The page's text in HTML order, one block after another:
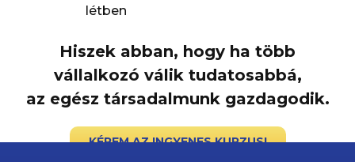
létben
Hiszek abban, hogy ha több
vállalkozó válik tudatosabbá,
az egész társadalmunk gazdagodik.
KÉREM AZ INGYENES KURZUS!